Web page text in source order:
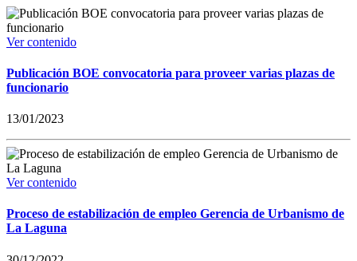
Ver contenido
Publicación BOE convocatoria para proveer varias plazas de
funcionario
13/01/2023
Ver contenido
Proceso de estabilización de empleo Gerencia de Urbanismo de
La Laguna